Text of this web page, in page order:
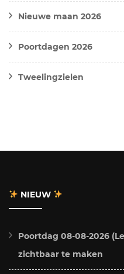
Nieuwe maan 2026
Poortdagen 2026
Tweelingzielen
NIEUW
Poortdag 08-08-2026
zichtbaar te maken